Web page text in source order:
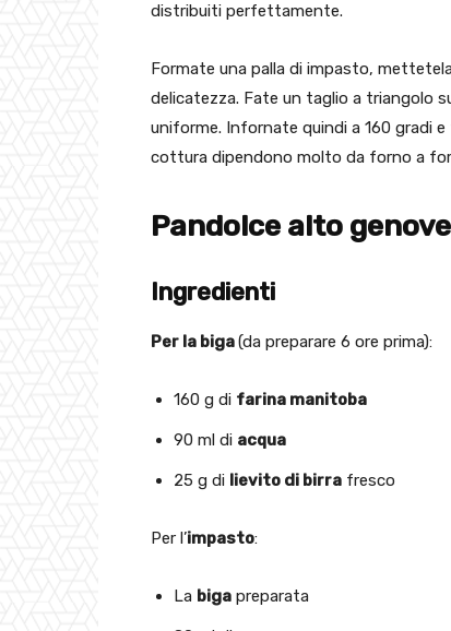
distribuiti perfettamente.
Formate una palla di impasto,
delicatezza. Fate un taglio a triangolo
uniforme. Infornate quindi a 160 gradi
cottura dipendono molto da forno a
Pandolce alto
Ingredienti
Per la biga(da preparare 6 ore prima):
160 g di farina manitoba
90 ml di acqua
25 g di lievito di birra fresco
Per l’impasto:
La biga preparata